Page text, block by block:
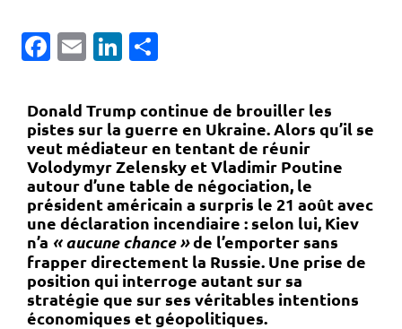
Facebook
EmailLinkedIn
Donald Trump continue de brouiller les
pistes sur la guerre en Ukraine. Alors qu’il se
veut médiateur en tentant de réunir
Volodymyr Zelensky et Vladimir Poutine
autour d’une table de négociation, le
président américain a surpris le 21 août avec
une déclaration incendiaire : selon lui, Kiev
n’a « aucune chance »de l’emporter sans
frapper directement la Russie. Une prise de
position qui interroge autant sur sa
stratégie que sur ses véritables intentions
économiques et géopolitiques.